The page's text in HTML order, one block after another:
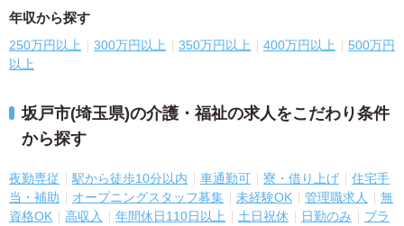
年収から探す
250万円以上 300万円以上 350万円以上 400万円以上
500万円
以上
坂戸市(埼玉県)の介護・福祉の求人をこだわり条件
から探す
夜勤専従 駅から徒歩10分以内 車通勤可 寮・借り上げ
住宅手
当・補助
オープニングスタッフ募集 未経験OK 管理職求人
無
資格OK
高収入 年間休日110日以上 土日祝休 日勤のみ
ブラ